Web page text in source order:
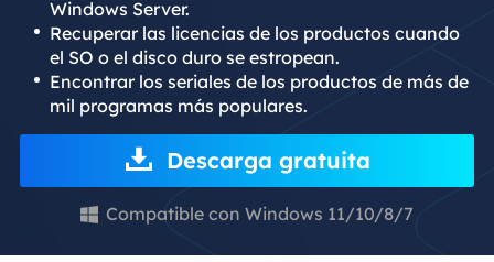
Windows Server.
Recuperar las licencias de los productos cuando
el SO o el disco duro se estropean.
Encontrar los seriales de los productos de más de
mil programas más populares.
Descarga gratuita
 Compatible con Windows 11/10/8/7